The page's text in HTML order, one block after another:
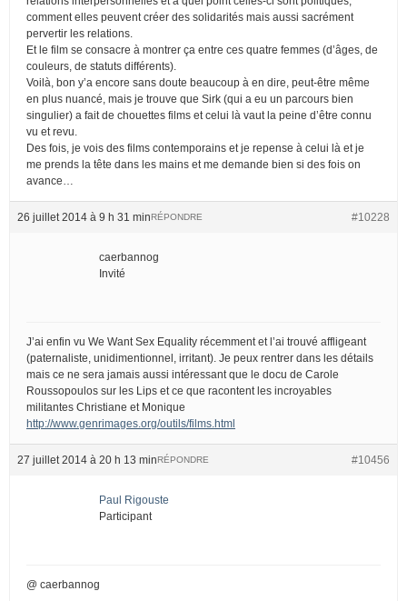
comment elles peuvent créer des solidarités mais aussi sacrément
pervertir les relations.
Et le film se consacre à montrer ça entre ces quatre femmes (d’âges, de
couleurs, de statuts différents).
Voilà, bon y’a encore sans doute beaucoup à en dire, peut-être même
en plus nuancé, mais je trouve que Sirk (qui a eu un parcours bien
singulier) a fait de chouettes films et celui là vaut la peine d’être connu
vu et revu.
Des fois, je vois des films contemporains et je repense à celui là et je
me prends la tête dans les mains et me demande bien si des fois on
avance…
26 juillet 2014 à 9 h 31 min #10228
RÉPONDRE
caerbannog
Invité
J’ai enfin vu We Want Sex Equality récemment et l’ai trouvé affligeant
(paternaliste, unidimentionnel, irritant). Je peux rentrer dans les détails
mais ce ne sera jamais aussi intéressant que le docu de Carole
Roussopoulos sur les Lips et ce que racontent les incroyables
militantes Christiane et Monique
http://www.genrimages.org/outils/films.html
27 juillet 2014 à 20 h 13 min #10456
RÉPONDRE
Paul Rigouste
Participant
@ caerbannog